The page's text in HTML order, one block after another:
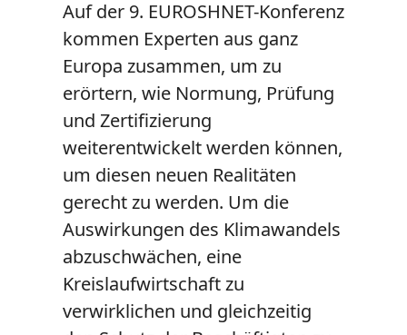
Auf der 9. EUROSHNET-Konferenz
kommen Experten aus ganz
Europa zusammen, um zu
erörtern, wie Normung, Prüfung
und Zertifizierung
weiterentwickelt werden können,
um diesen neuen Realitäten
gerecht zu werden. Um die
Auswirkungen des Klimawandels
abzuschwächen, eine
Kreislaufwirtschaft zu
verwirklichen und gleichzeitig